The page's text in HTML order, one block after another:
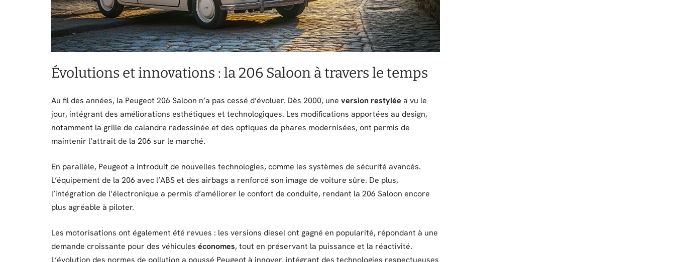
Évolutions et innovations : la 206 Saloon à travers le temps
Au fil des années, la Peugeot 206 Saloon n’a pas cessé d’évoluer. Dès 2000, une version restylée a vu le
jour, intégrant des améliorations esthétiques et technologiques. Les modifications apportées au design,
notamment la grille de calandre redessinée et des optiques de phares modernisées, ont permis de
maintenir l’attrait de la 206 sur le marché.
En parallèle, Peugeot a introduit de nouvelles technologies, comme les systèmes de sécurité avancés.
L’équipement de la 206 avec l’ABS et des airbags a renforcé son image de voiture sûre. De plus,
l’intégration de l’électronique a permis d’améliorer le confort de conduite, rendant la 206 Saloon encore
plus agréable à piloter.
Les motorisations ont également été revues : les versions diesel ont gagné en popularité, répondant à une
demande croissante pour des véhicules économes, tout en préservant la puissance et la réactivité.
L’évolution des normes de pollution a poussé Peugeot à innover, intégrant des technologies respectueuses